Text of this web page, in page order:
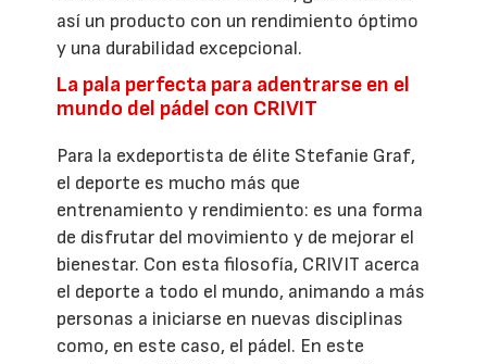
así un producto con un rendimiento óptimo
y una durabilidad excepcional.
La pala perfecta para adentrarse en el
mundo del pádel con CRIVIT
Para la exdeportista de élite Stefanie Graf,
el deporte es mucho más que
entrenamiento y rendimiento: es una forma
de disfrutar del movimiento y de mejorar el
bienestar. Con esta filosofía, CRIVIT acerca
el deporte a todo el mundo, animando a más
personas a iniciarse en nuevas disciplinas
como, en este caso, el pádel. En este